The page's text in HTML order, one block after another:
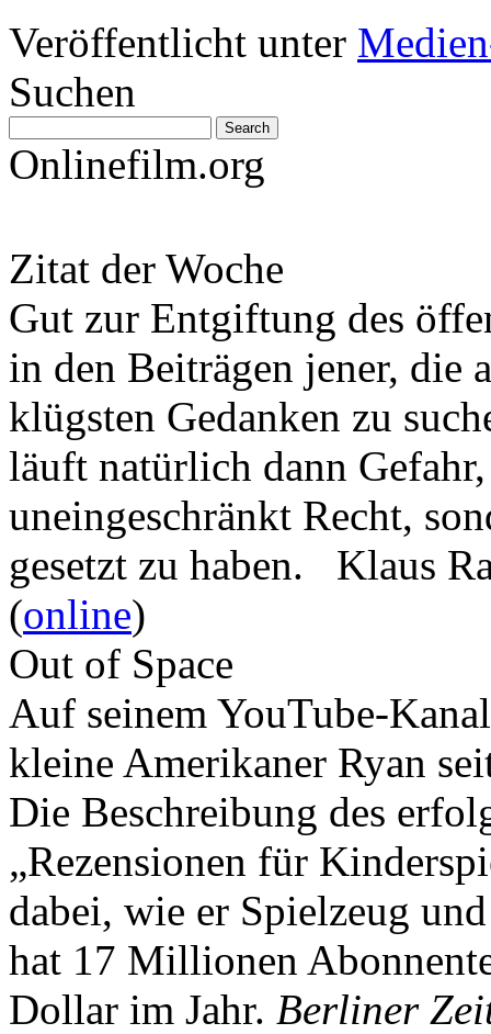
Veröffentlicht unter
Suchen
Onlinefilm.org
Zitat der Woche
Gut zur Entgiftung des
in den Beiträgen jener, die
klügsten Gedanken zu
läuft natürlich dann
uneingeschränkt Recht,
gesetzt zu haben. Klaus
(online)
Out of Space
Auf seinem YouTube-
kleine Amerikaner Ryan
Die Beschreibung des
„Rezensionen für
dabei, wie er Spielzeug
hat 17 Millionen
Dollar im Jahr. Berliner